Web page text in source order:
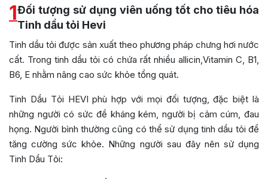
1Đối tượng sử dụng viên uống tốt cho tiêu hóa
Tinh dầu tỏi Hevi
Tinh dầu tỏi được sản xuất theo phương pháp chưng hơi nước
cất. Trong tinh dầu tỏi có chứa rất nhiều allicin,Vitamin C, B1,
B6, E nhằm nâng cao sức khỏe tổng quát.
Tinh Dầu Tỏi HEVI phù hợp với mọi đối tượng, đặc biệt là
những người có sức đề kháng kém, người bị cảm cúm, đau
họng. Người bình thường cũng có thể sử dụng tinh dầu tỏi để
tăng cường sức khỏe. Những người sau đây nên sử dụng
Tinh Dầu Tỏi: